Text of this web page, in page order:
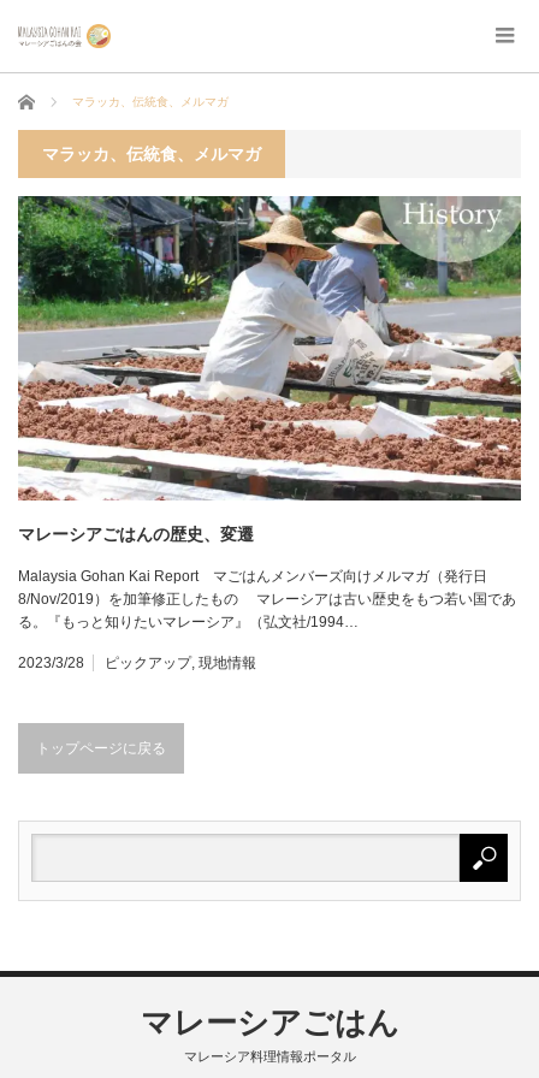
ホーム マラッカ、伝統食、メルマガ
マラッカ、伝統食、メルマガ
マレーシアごはんの歴史、変遷
Malaysia Gohan Kai Report マごはんメンバーズ向けメルマガ（発行日
8/Nov/2019）を加筆修正したもの マレーシアは古い歴史をもつ若い国であ
る。『もっと知りたいマレーシア』（弘文社/1994…
2023/3/28 ピックアップ, 現地情報
トップページに戻る
マレーシアごはん
マレーシア料理情報ポータル